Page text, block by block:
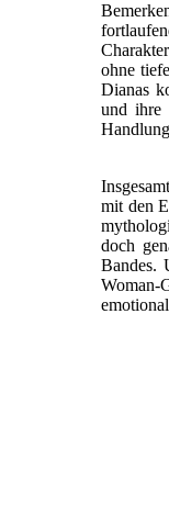
ohne
Dianas
und ihre
mit den
doch
Bandes.
Woman-